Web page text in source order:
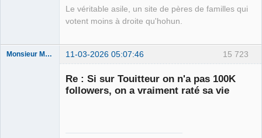
Le véritable asile, un site de pères de familles qui
votent moins à droite qu'hohun.
15 723
Monsieur Maurice 11-03-2026 05:07:46
Re : Si sur Touitteur on n'a pas 100K
followers, on a vraiment raté sa vie